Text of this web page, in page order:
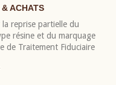
ACHATS
reprise partielle du
résine et du marquage
de Traitement Fiduciaire